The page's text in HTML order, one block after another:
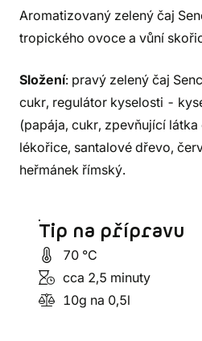
Aromatizovaný zelený čaj
tropického ovoce a vůní
Složení: pravý zelený čaj
cukr, regulátor kyselosti -
(papája, cukr, zpevňující
lékořice, santalové dřevo,
heřmánek římský.
Tip na přípravu
70 °C
cca 2,5 minuty
10g na 0,5l